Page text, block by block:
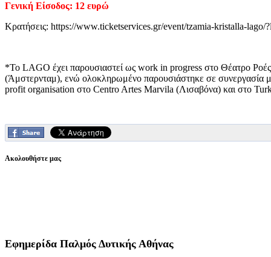
Γενική Είσοδος: 12 ευρώ
Κρατήσεις: https://www.ticketservices.gr/event/tzamia-kristalla-lago/
*Το LAGO έχει παρουσιαστεί ως work in progress στο Θέατρο
(Άμστερνταμ), ενώ ολοκληρωμένο παρουσιάστηκε σε συνεργασία
profit organisation στο Centro Artes Marvila (Λισαβόνα) και στο
Ακολουθήστε μας
Εφημερίδα Παλμός Δυτικής Αθήνας